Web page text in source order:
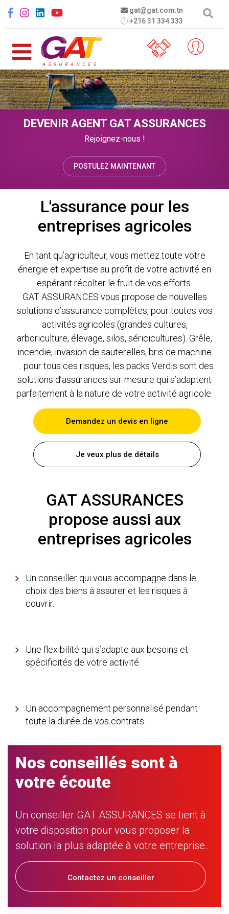
gat@gat.com.tn
+216 31 334 333
Social menu
DEVENIR AGENT GAT ASSURANCES
Rejoignez-nous !
POSTULEZ MAINTENANT
L'assurance pour les
entreprises agricoles
En tant qu’agriculteur, vous mettez toute votre
énergie et expertise au profit de votre activité en
espérant récolter le fruit de vos efforts.
GAT ASSURANCES vous propose de nouvelles
solutions d’assurance complètes, pour toutes vos
activités agricoles (grandes cultures,
arboriculture, élevage, silos, séricicultures). Grêle,
incendie, invasion de sauterelles, bris de machine
… pour tous ces risques, les packs Verdis sont des
solutions d’assurances sur-mesure qui s’adaptent
parfaitement à la nature de votre activité agricole.
Demandez un devis en ligne
Je veux plus de détails
GAT ASSURANCES
propose aussi aux
entreprises agricoles
Un conseiller qui vous accompagne dans le
choix des biens à assurer et les risques à
couvrir.
Une flexibilité qui s’adapte aux besoins et
spécificités de votre activité.
Un accompagnement personnalisé pendant
toute la durée de vos contrats.
Nos conseillés sont à
votre écoute
Un conseiller GAT ASSURANCES se tient à
votre disposition pour vous proposer la
solution la plus adaptée à votre entreprise.
Contactez un conseiller